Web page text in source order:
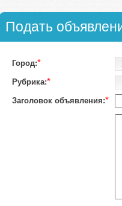
Подать
Город:*
Рубрика:*
Заголовок объявления:*